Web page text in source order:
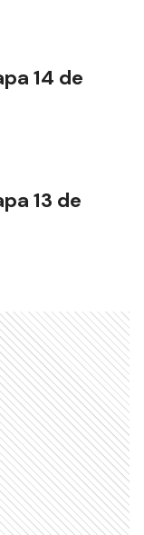
14 de
13 de